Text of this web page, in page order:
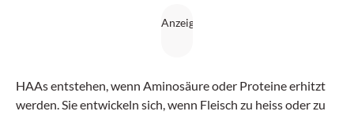
HAAs entstehen, wenn Aminosäure oder Proteine erhitzt
werden. Sie entwickeln sich, wenn Fleisch zu heiss oder zu